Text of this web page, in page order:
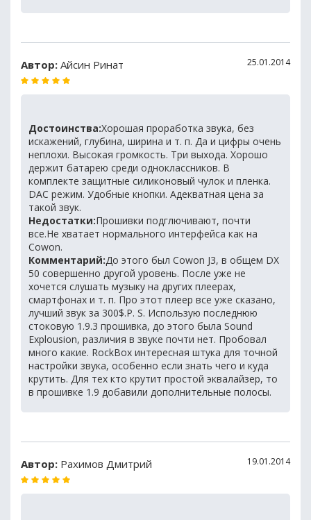
Автор: Айсин Ринат 25.01.2014
Достоинства:Хорошая проработка звука, без
искажений, глубина, ширина и т. п. Да и цифры очень
неплохи. Высокая громкость. Три выхода. Хорошо
держит батарею среди одноклассников. В
комплекте защитные силиконовый чулок и пленка.
DAC режим. Удобные кнопки. Адекватная цена за
такой звук.
Недостатки:Прошивки подглючивают, почти
все.Не хватает нормального интерфейса как на
Cowon.
Комментарий:До этого был Cowon J3, в общем DX
50 совершенно другой уровень. После уже не
хочется слушать музыку на других плеерах,
смартфонах и т. п. Про этот плеер все уже сказано,
лучший звук за 300$.P. S. Использую последнюю
стоковую 1.9.3 прошивка, до этого была Sound
Explousion, различия в звуке почти нет. Пробовал
много какие. RockBox интересная штука для точной
настройки звука, особенно если знать чего и куда
крутить. Для тех кто крутит простой эквалайзер, то
в прошивке 1.9 добавили дополнительные полосы.
Автор: Рахимов Дмитрий 19.01.2014